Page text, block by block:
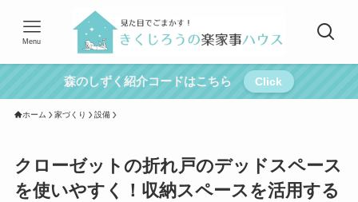
Menu
森のしずく紹介コードはこちら Click
ホーム 家づくり 設備
クローゼットの折れ戸のデッドスペース
を使いやすく！収納スペースを活用する